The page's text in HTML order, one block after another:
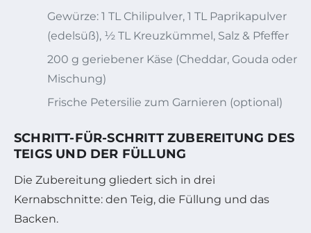
Gewürze: 1 TL Chilipulver, 1 TL Paprikapulver
(edelsüß), ½ TL Kreuzkümmel, Salz & Pfeffer
200 g geriebener Käse (Cheddar, Gouda oder
Mischung)
Frische Petersilie zum Garnieren (optional)
SCHRITT-FÜR-SCHRITT ZUBEREITUNG DES
TEIGS UND DER FÜLLUNG
Die Zubereitung gliedert sich in drei
Kernabschnitte: den Teig, die Füllung und das
Backen.